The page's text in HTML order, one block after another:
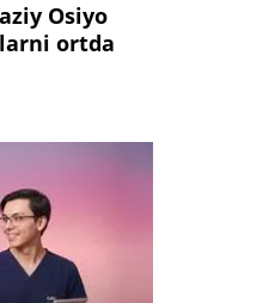
Osiyo
ortda